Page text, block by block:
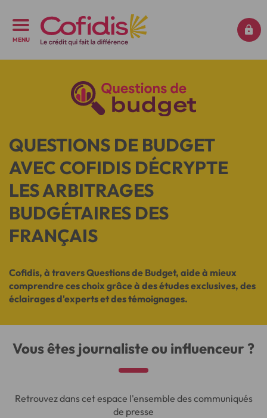
MENU
QUESTIONS DE BUDGET
AVEC COFIDIS DÉCRYPTE
LES ARBITRAGES
BUDGÉTAIRES DES
FRANÇAIS
Cofidis, à travers Questions de Budget, aide à mieux
comprendre ces choix grâce à des études exclusives, des
éclairages d'experts et des témoignages.
Vous êtes journaliste ou influenceur ?
Retrouvez dans cet espace l'ensemble des communiqués
de presse